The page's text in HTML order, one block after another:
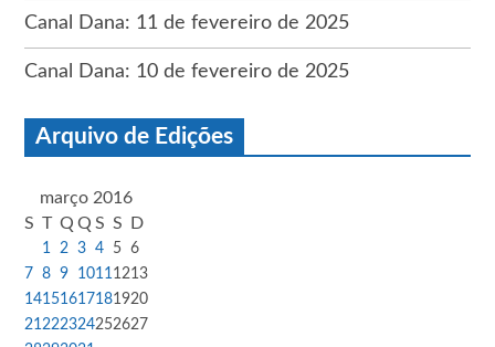
Canal Dana: 11 de fevereiro de 2025
Canal Dana: 10 de fevereiro de 2025
Arquivo de Edições
março 2016
S T Q Q S S D
1 2 3 4 5 6
7 8 9 1011 1213
14151617181920
21 222324252627